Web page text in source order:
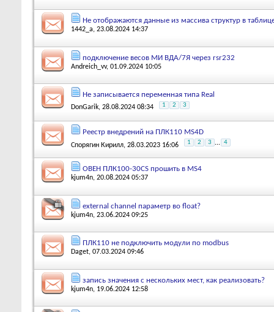
Не отображаются данные из массива структур в
1442_a, 23.08.2024 14:37
подключение весов МИ ВДА/7Я через rsr232
Andreich_vv, 01.09.2024 10:05
Не записывается переменная типа Real
DonGarik, 28.08.2024 08:34 1 2 3
Реестр внедрений на ПЛК110 MS4D
Спорягин Кирилл, 28.03.2023 16:06 1 2 3 ... 4
ОВЕН ПЛК100-30CS прошить в MS4
kjum4n, 20.08.2024 05:37
external channel параметр во float?
kjum4n, 23.06.2024 09:25
ПЛК110 не подключить модули по modbus
Daget, 07.03.2024 09:46
запись значения с нескольких мест, как реализовать?
kjum4n, 19.06.2024 12:58